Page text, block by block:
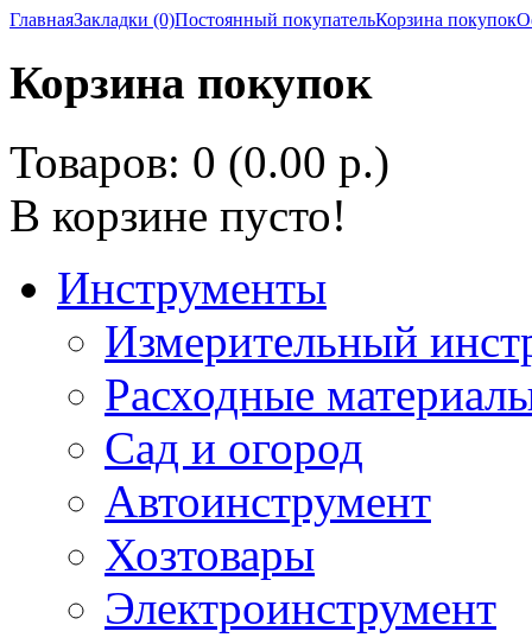
ГлавнаяЗакладки (0)Постоянный покупательКорзина покупок
Корзина покупок
Товаров: 0 (0.00 р.)
В корзине пусто!
Инструменты
Измерительный
Расходные
Сад и огород
Автоинструмент
Хозтовары
Электроинструмент